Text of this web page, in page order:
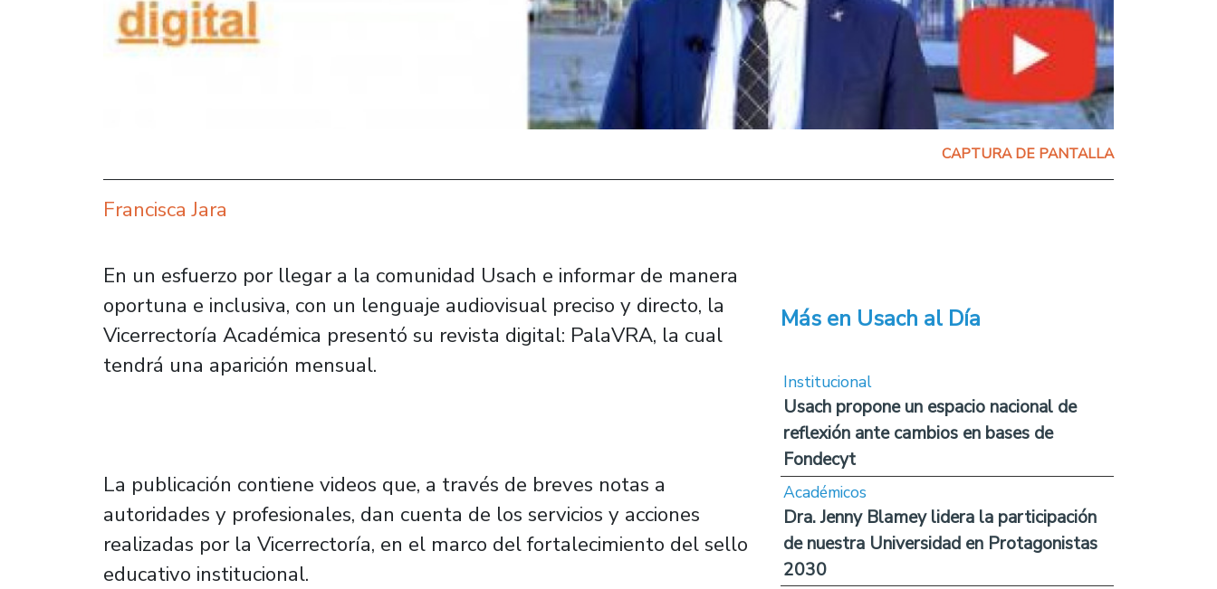
CAPTURA DE PANTALLA
Francisca Jara
En un esfuerzo por llegar a la comunidad Usach e informar de manera
oportuna e inclusiva, con un lenguaje audiovisual preciso y directo, la
Vicerrectoría Académica presentó su revista digital: PalaVRA, la cual
tendrá una aparición mensual.
La publicación contiene videos que, a través de breves notas a
autoridades y profesionales, dan cuenta de los servicios y acciones
realizadas por la Vicerrectoría, en el marco del fortalecimiento del sello
educativo institucional.
Más en Usach al Día
Institucional
Usach propone un espacio nacional de
reflexión ante cambios en bases de
Fondecyt
Académicos
Dra. Jenny Blamey lidera la participación
de nuestra Universidad en Protagonistas
2030